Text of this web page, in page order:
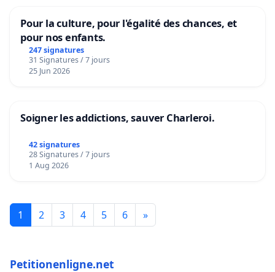
Pour la culture, pour l'égalité des chances, et
pour nos enfants.
247 signatures
31 Signatures / 7 jours
25 Jun 2026
Soigner les addictions, sauver Charleroi.
42 signatures
28 Signatures / 7 jours
1 Aug 2026
1 2 3 4 5 6 »
Petitionenligne.net